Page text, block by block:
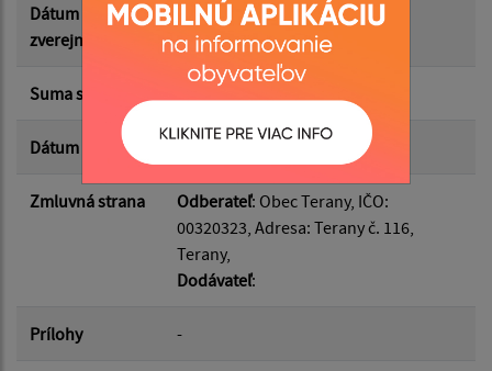
Typ:
Filtrovať Reset
Dátum
zverejnenia
22.12.2025
Suma s DPH* 0.00 €
Dátum uzavretia 22.12.2025
Zmluvná strana Odberateľ: Obec Terany, IČO:
00320323, Adresa: Terany č. 116,
Terany,
Dodávateľ:
Prílohy -